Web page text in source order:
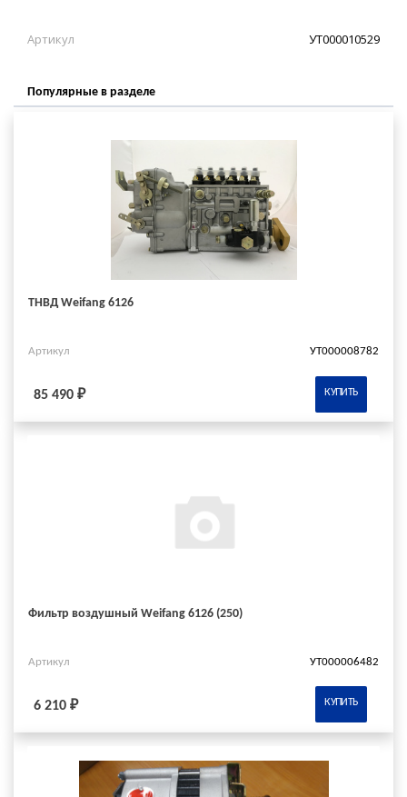
Артикул УТ000010529
Популярные в разделе
ТНВД Weifang 6126
Артикул УТ000008782
85 490 ₽ КУПИТЬ
Фильтр воздушный Weifang 6126 (250)
Артикул УТ000006482
6 210 ₽ КУПИТЬ